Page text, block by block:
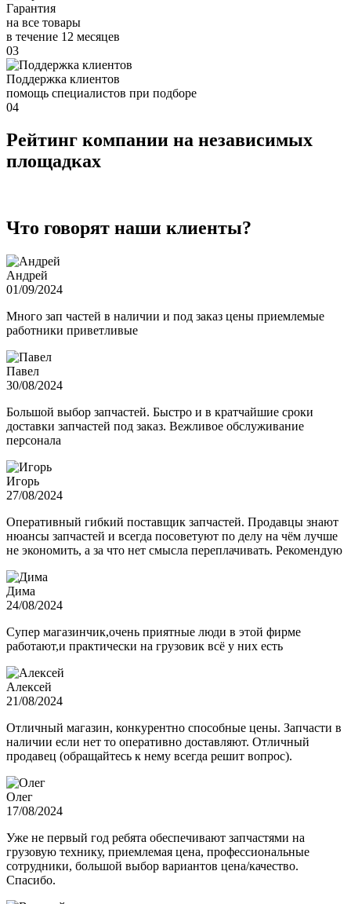
Гарантия
на все товары
в течение 12 месяцев
03
Поддержка клиентов
помощь специалистов при подборе
04
Рейтинг компании на независимых
площадках
Что говорят наши клиенты?
Андрей
01/09/2024
Много зап частей в наличии и под заказ цены приемлемые
работники приветливые
Павел
30/08/2024
Большой выбор запчастей. Быстро и в кратчайшие сроки
доставки запчастей под заказ. Вежливое обслуживание
персонала
Игорь
27/08/2024
Оперативный гибкий поставщик запчастей. Продавцы знают
нюансы запчастей и всегда посоветуют по делу на чём лучше
не экономить, а за что нет смысла переплачивать. Рекомендую
Дима
24/08/2024
Супер магазинчик,очень приятные люди в этой фирме
работают,и практически на грузовик всё у них есть
Алексей
21/08/2024
Отличный магазин, конкурентно способные цены. Запчасти в
наличии если нет то оперативно доставляют. Отличный
продавец (обращайтесь к нему всегда решит вопрос).
Олег
17/08/2024
Уже не первый год ребята обеспечивают запчастями на
грузовую технику, приемлемая цена, профессиональные
сотрудники, большой выбор вариантов цена/качество.
Спасибо.